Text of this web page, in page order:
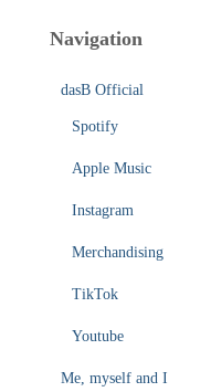
Navigation
dasB Official
Spotify
Apple Music
Instagram
Merchandising
TikTok
Youtube
Me, myself and I